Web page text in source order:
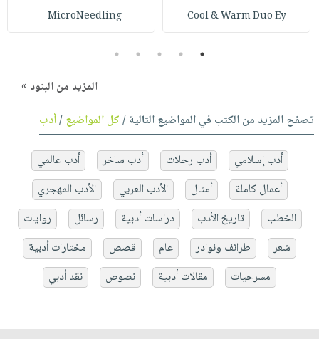
Cool & Warm Duo Ey
MicroNeedling -
1
2
3
4
5
المزيد من البنود »
تصفح المزيد من الكتب في المواضيع التالية /كل المواضيع/أدب
أدب إسلامي أدب رحلات أدب ساخر
أدب عالمي
أعمال كاملة
أمثال الأدب العربي
الأدب المهجري
الخطب
تاريخ الأدب دراسات أدبية رسائل
روايات
شعر
طرائف ونوادر عام قصص
مختارات أدبية
مسرحيات
مقالات أدبية نصوص نقد أدبي